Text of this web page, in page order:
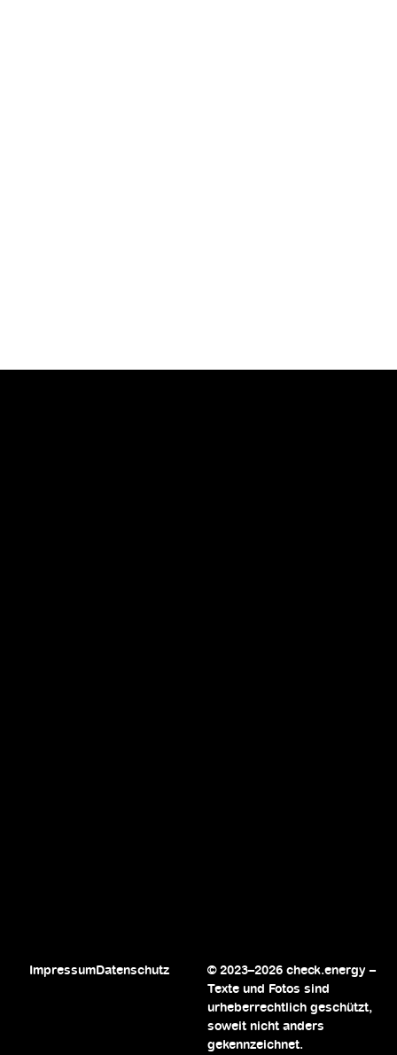
© 2023–2026 check.energy –
Texte und Fotos sind
urheberrechtlich geschützt,
soweit nicht anders
gekennzeichnet.
ImpressumDatenschutz